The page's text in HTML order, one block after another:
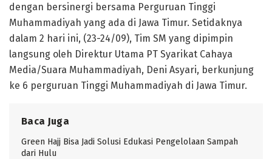
dengan bersinergi bersama Perguruan Tinggi
Muhammadiyah yang ada di Jawa Timur. Setidaknya
dalam 2 hari ini, (23-24/09), Tim SM yang dipimpin
langsung oleh Direktur Utama PT Syarikat Cahaya
Media/Suara Muhammadiyah, Deni Asyari, berkunjung
ke 6 perguruan Tinggi Muhammadiyah di Jawa Timur.
Baca Juga
Green Hajj Bisa Jadi Solusi Edukasi Pengelolaan Sampah
dari Hulu